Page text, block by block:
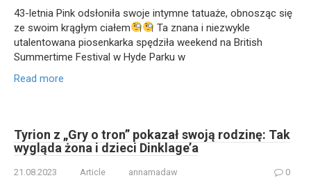
43-letnia Pink odsłoniła swoje intymne tatuaże, obnosząc się
ze swoim krągłym ciałem
Ta znana i niezwykle
utalentowana piosenkarka spędziła weekend na British
Summertime Festival w Hyde Parku w
Read more
Tyrion z „Gry o tron” pokazał swoją rodzinę: Tak
wygląda żona i dzieci Dinklage’a
21.08.2023 Article annamadaw 0